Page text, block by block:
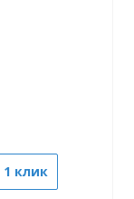
клик